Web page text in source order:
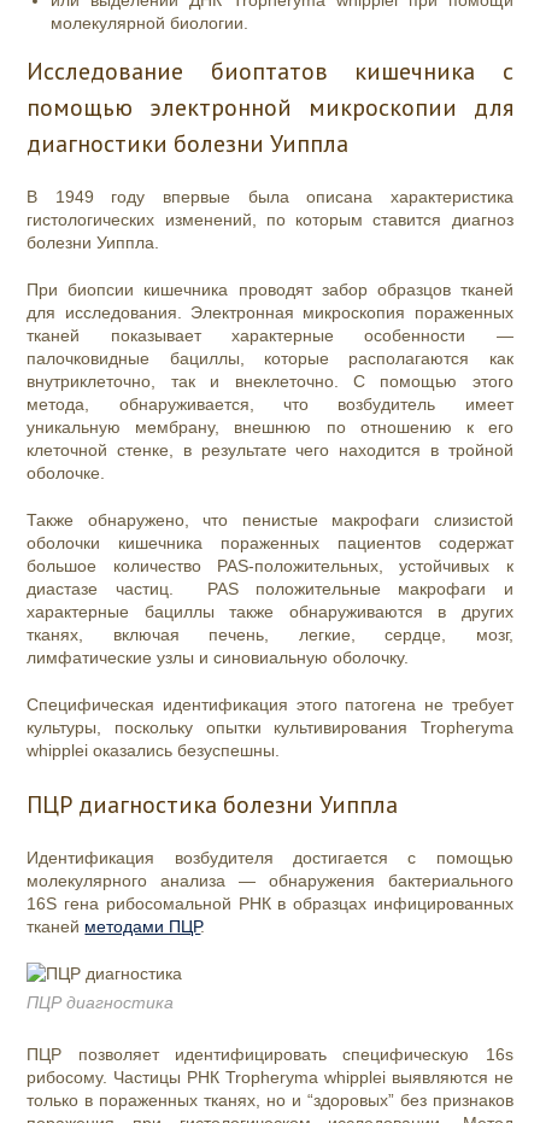
молекулярной биологии.
Исследование биоптатов кишечника с
помощью электронной микроскопии для
диагностики болезни Уиппла
В 1949 году впервые была описана характеристика
гистологических изменений, по которым ставится диагноз
болезни Уиппла.
Прибиопсии кишечника проводят забор образцов тканей
для исследования. Электронная микроскопия пораженных
тканей показывает характерные особенности —
палочковидные бациллы, которые располагаются как
внутриклеточно, так и внеклеточно. С помощью этого
метода, обнаруживается, что возбудитель имеет
уникальную мембрану, внешнюю по отношению к его
клеточной стенке, в результате чего находится в тройной
оболочке.
Также обнаружено, что пенистые макрофаги слизистой
оболочки кишечника пораженных пациентов содержат
большое количество PAS-положительных, устойчивых к
диастазе частиц. PAS положительные макрофаги и
характерные бациллы также обнаруживаются в других
тканях, включая печень, легкие, сердце, мозг,
лимфатические узлы и синовиальную оболочку.
Специфическая идентификация этого патогена не требует
культуры, поскольку опытки культивирования Tropheryma
whipplei оказались безуспешны.
ПЦР диагностика болезни Уиппла
Идентификация возбудителя достигается с помощью
молекулярного анализа — обнаружения бактериального
16S гена рибосомальной РНК в образцах инфицированных
тканей методами ПЦР.
ПЦР диагностика
ПЦР позволяет идентифицировать специфическую 16s
рибосому. Частицы РНК Tropheryma whipplei выявляются не
только в пораженных тканях, но и “здоровых” без признаков